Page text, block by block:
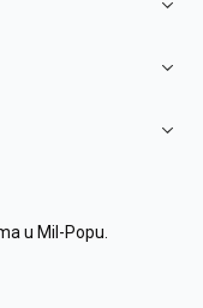
u Mil-Popu.